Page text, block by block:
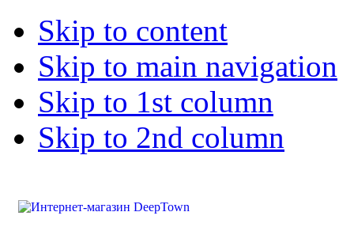
Skip to content
Skip to main navigation
Skip to 1st column
Skip to 2nd column